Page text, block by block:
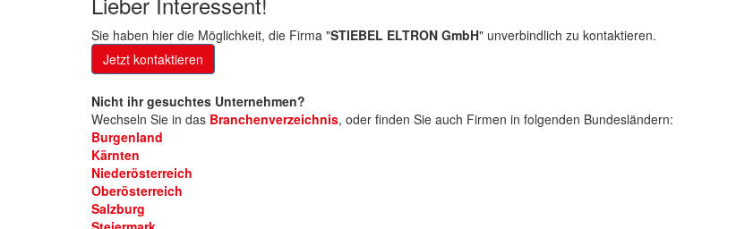
Sie haben hier die Möglichkeit, die Firma "STIEBEL ELTRON GmbH" unverbindlich zu kontaktieren.
Jetzt kontaktieren
Nicht ihr gesuchtes Unternehmen?
Wechseln Sie in das Branchenverzeichnis, oder finden Sie auch Firmen in folgenden Bundesländern:
Burgenland
Kärnten
Niederösterreich
Oberösterreich
Salzburg